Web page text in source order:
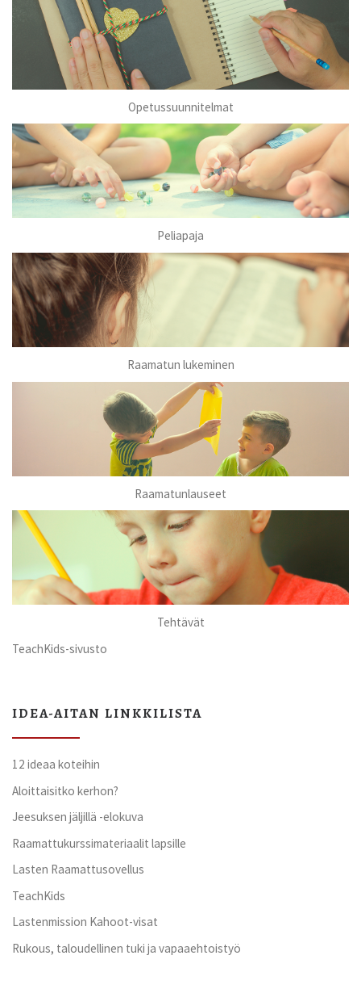
Opetussuunnitelmat
Peliapaja
Raamatun lukeminen
Raamatunlauseet
Tehtävät
TeachKids-sivusto
IDEA-AITAN LINKKILISTA
12 ideaa koteihin
Aloittaisitko kerhon?
Jeesuksen jäljillä -elokuva
Raamattukurssimateriaalit lapsille
Lasten Raamattusovellus
TeachKids
Lastenmission Kahoot-visat
Rukous, taloudellinen tuki ja vapaaehtoistyö